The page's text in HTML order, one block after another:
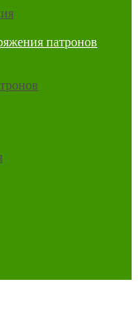
патронов